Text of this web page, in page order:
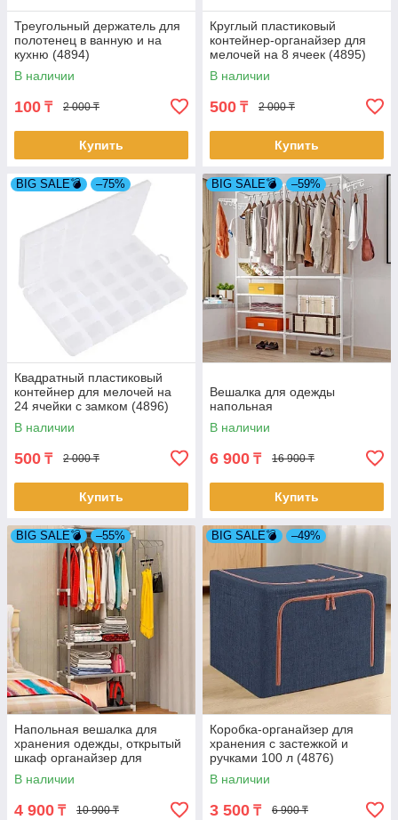
Треугольный держатель для
полотенец в ванную и на
кухню (4894)
В наличии
100 ₸ 2 000 ₸
Купить
Круглый пластиковый
контейнер-органайзер для
мелочей на 8 ячеек (4895)
В наличии
500 ₸ 2 000 ₸
Купить
BIG SALE💣 –75%
Квадратный пластиковый
контейнер для мелочей на
24 ячейки с замком (4896)
В наличии
500 ₸ 2 000 ₸
Купить
BIG SALE💣 –59%
Вешалка для одежды
напольная
В наличии
6 900 ₸ 16 900 ₸
Купить
BIG SALE💣 –55%
Напольная вешалка для
хранения одежды, открытый
шкаф органайзер для
одежды на 4 полки
В наличии
4 900 ₸ 10 900 ₸
BIG SALE💣 –49%
Коробка-органайзер для
хранения с застежкой и
ручками 100 л (4876)
В наличии
3 500 ₸ 6 900 ₸